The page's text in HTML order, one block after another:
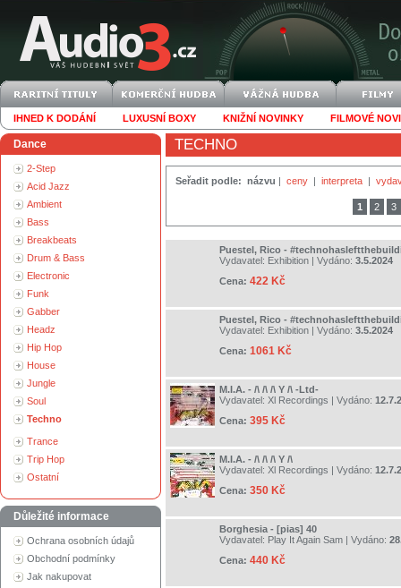
IHNED K DODÁNÍ LUXUSNÍ BOXY KNIŽNÍ NOVINKY FILMOVÉ
Dance
2-Step
Acid Jazz
Ambient
Bass
Breakbeats
Drum & Bass
Electronic
Funk
Gabber
Headz
Hip Hop
House
Jungle
Soul
Techno
Trance
Trip Hop
Ostatní
Důležité informace
Ochrana osobních údajů
Obchodní podmínky
Jak nakupovat
TECHNO
Seřadit podle: názvu | ceny | interpreta |
1 2 3
Puestel, Rico -
Vydavatel: Exhibition | Vydáno: 3.5.2024
Cena: 422 Kč
Puestel, Rico -
Vydavatel: Exhibition | Vydáno: 3.5.2024
Cena: 1061 Kč
M.I.A. - /\ /\ /\ Y /\ -Ltd-
Vydavatel: Xl Recordings | Vydáno:
Cena: 395 Kč
M.I.A. - /\ /\ /\ Y /\
Vydavatel: Xl Recordings | Vydáno:
Cena: 350 Kč
Borghesia - [pias] 40
Vydavatel: Play It Again Sam | Vydáno:
Cena: 440 Kč